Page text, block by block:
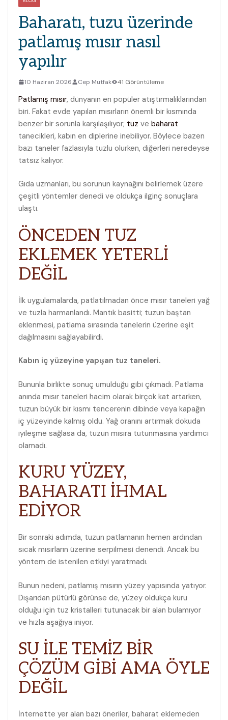
Baharatı, tuzu üzerinde
patlamış mısır nasıl
yapılır
10 Haziran 2026 Cep Mutfak 41 Görüntüleme
Patlamış mısır, dünyanın en popüler atıştırmalıklarından
biri. Fakat evde yapılan mısırların önemli bir kısmında
benzer bir sorunla karşılaşılıyor; tuz ve baharat
tanecikleri, kabın en diplerine inebiliyor. Böylece bazen
bazı taneler fazlasıyla tuzlu olurken, diğerleri neredeyse
tatsız kalıyor.
Gıda uzmanları, bu sorunun kaynağını belirlemek üzere
çeşitli yöntemler denedi ve oldukça ilginç sonuçlara
ulaştı.
ÖNCEDEN TUZ
EKLEMEK YETERLİ
DEĞİL
İlk uygulamalarda, patlatılmadan önce mısır taneleri yağ
ve tuzla harmanlandı. Mantık basitti; tuzun baştan
eklenmesi, patlama sırasında tanelerin üzerine eşit
dağılmasını sağlayabilirdi.
Kabın iç yüzeyine yapışan tuz taneleri.
Bununla birlikte sonuç umulduğu gibi çıkmadı. Patlama
anında mısır taneleri hacim olarak birçok kat artarken,
tuzun büyük bir kısmı tencerenin dibinde veya kapağın
iç yüzeyinde kalmış oldu. Yağ oranını artırmak dokuda
iyileşme sağlasa da, tuzun mısıra tutunmasına yardımcı
olamadı.
KURU YÜZEY,
BAHARATI İHMAL
EDİYOR
Bir sonraki adımda, tuzun patlamanın hemen ardından
sıcak mısırların üzerine serpilmesi denendi. Ancak bu
yöntem de istenilen etkiyi yaratmadı.
Bunun nedeni, patlamış mısırın yüzey yapısında yatıyor.
Dışarıdan pütürlü görünse de, yüzey oldukça kuru
olduğu için tuz kristalleri tutunacak bir alan bulamıyor
ve hızla aşağıya iniyor.
SU İLE TEMİZ BİR
ÇÖZÜM GİBİ AMA ÖYLE
DEĞİL
İnternette yer alan bazı öneriler, baharat eklemeden